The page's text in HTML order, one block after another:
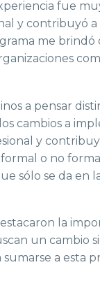
fue
y contribuyó a
me brindó
a pensar
cambios a
y
o no
sólo se da en
la
un cambio
a esta